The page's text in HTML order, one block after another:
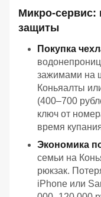
Микро-сервис:
защиты
Покупка
зажимами на
Коньяалты
(400–700
ключ от
время
Экономика
семьи на
рюкзак.
iPhone или